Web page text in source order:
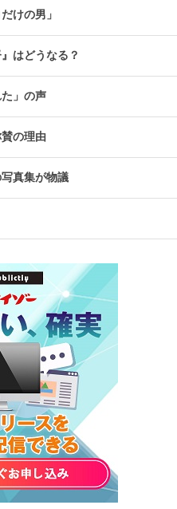
けの男」
はどうなる？
」の声
の理由
真集が物議